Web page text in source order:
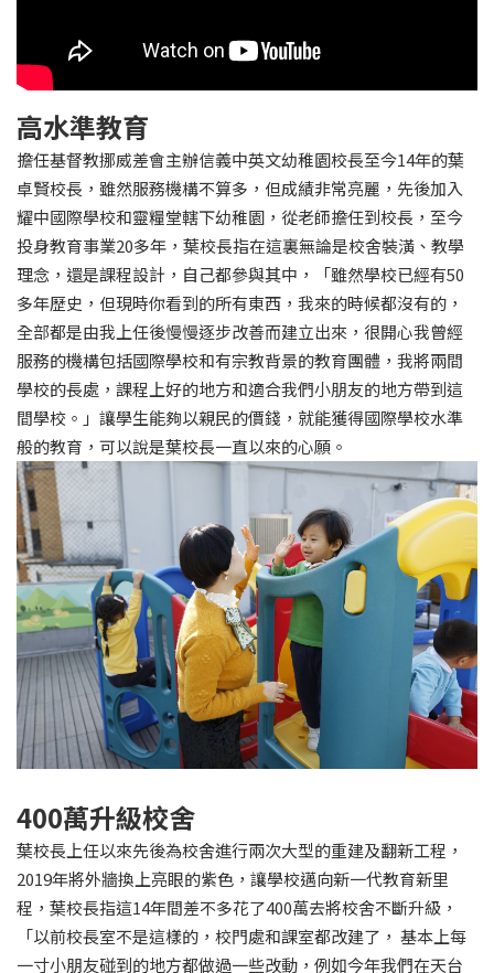
高水準教育
擔任基督教挪威差會主辦信義中英文幼稚園校長至今14年的葉
卓賢校長，雖然服務機構不算多，但成績非常亮麗，先後加入
耀中國際學校和靈糧堂轄下幼稚園，從老師擔任到校長，至今
投身教育事業20多年，葉校長指在這裏無論是校舍裝潢、教學
理念，還是課程設計，自己都參與其中，「雖然學校已經有50
多年歷史，但現時你看到的所有東西，我來的時候都沒有的，
全部都是由我上任後慢慢逐步改善而建立出來，很開心我曾經
服務的機構包括國際學校和有宗教背景的教育團體，我將兩間
學校的長處，課程上好的地方和適合我們小朋友的地方帶到這
間學校。」讓學生能夠以親民的價錢，就能獲得國際學校水準
般的教育，可以說是葉校長一直以來的心願。
400萬升級校舍
葉校長上任以來先後為校舍進行兩次大型的重建及翻新工程，
2019年將外牆換上亮眼的紫色，讓學校邁向新一代教育新里
程，葉校長指這14年間差不多花了400萬去將校舍不斷升級，
「以前校長室不是這樣的，校門處和課室都改建了， 基本上每
一寸小朋友碰到的地方都做過一些改動，例如今年我們在天台